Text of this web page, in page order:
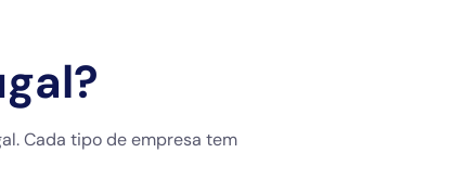
Cada tipo de empresa tem